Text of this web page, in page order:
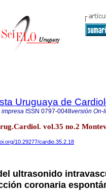
Uruguaya de
impresa ISSN 0797-0048versión On-
vol.35 no.2
10.29277/cardio.35.2.18
ultrasonido
coronaria